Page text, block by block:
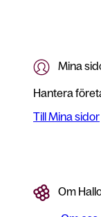
Mina
Hantera
Till Mina sidor
Om